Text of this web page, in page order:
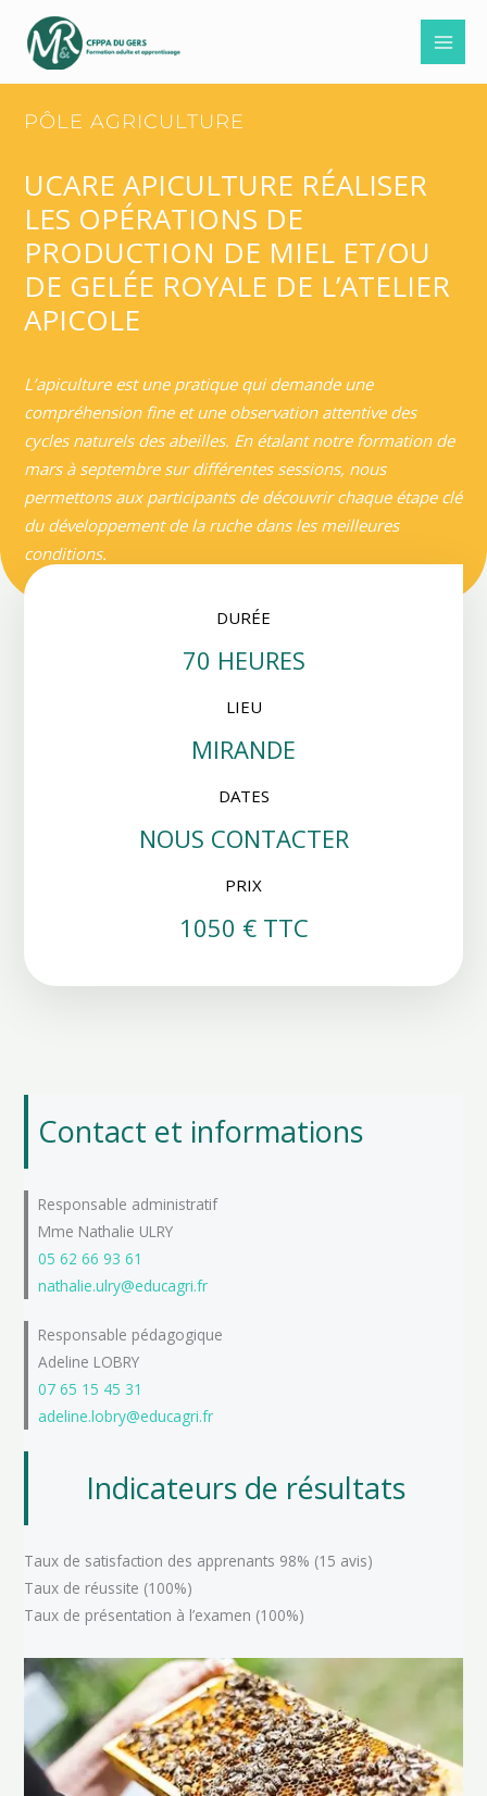
contenu
PÔLE AGRICULTURE
UCARE APICULTURE RÉALISER
LES OPÉRATIONS DE
PRODUCTION DE MIEL ET/OU
DE GELÉE ROYALE DE L’ATELIER
APICOLE
L’apiculture est une pratique qui demande une
compréhension fine et une observation attentive des
cycles naturels des abeilles. En étalant notre formation de
mars à septembre sur différentes sessions, nous
permettons aux participants de découvrir chaque étape clé
du développement de la ruche dans les meilleures
conditions.
DURÉE
70 HEURES
LIEU
MIRANDE
DATES
NOUS CONTACTER
PRIX
1050 € TTC
Contact et informations
Responsable administratif
Mme Nathalie ULRY
05 62 66 93 61
nathalie.ulry@educagri.fr
Responsable pédagogique
Adeline LOBRY
07 65 15 45 31
adeline.lobry@educagri.fr
Indicateurs de résultats
Taux de satisfaction des apprenants 98% (15 avis)
Taux de réussite (100%)
Taux de présentation à l’examen (100%)